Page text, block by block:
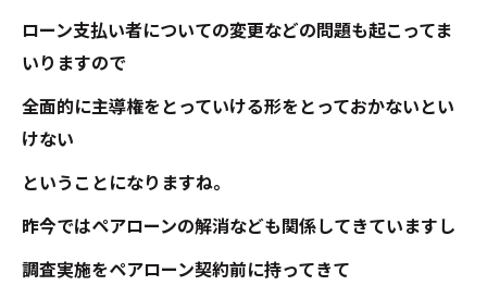
ローン支払い者についての変更などの問題も起こってま
いりますので
全面的に主導権をとっていける形をとっておかないとい
けない
ということになりますね。
昨今ではペアローンの解消なども関係してきていますし
調査実施をペアローン契約前に持ってきて